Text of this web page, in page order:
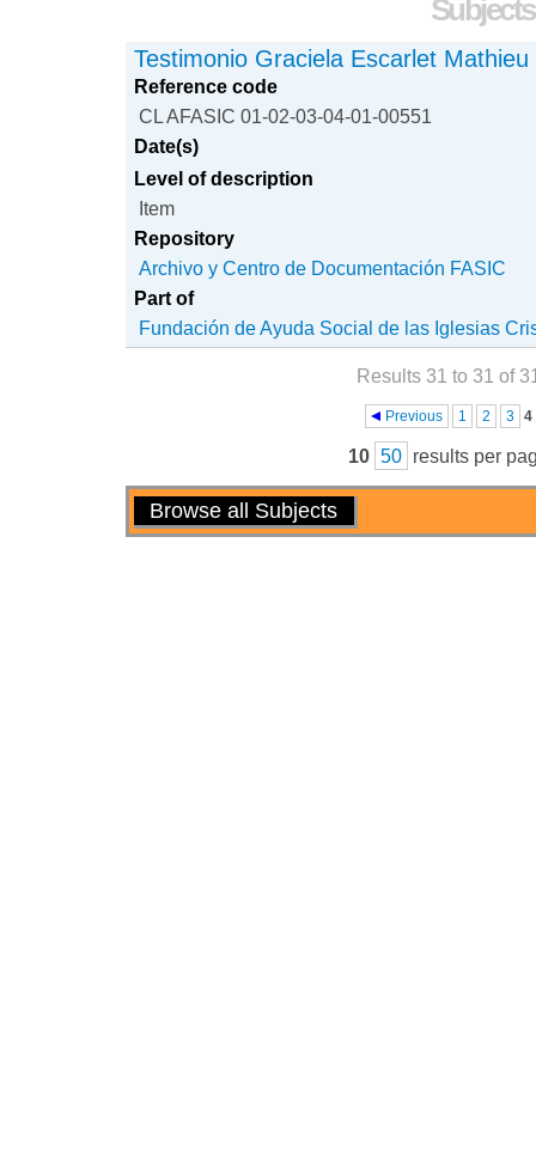
Testimonio Graciela Escarlet
Reference code
CL AFASIC 01-02-03-04-01-00551
Date(s)
Level of description
Item
Repository
Archivo y Centro de Documentación FASIC
Part of
Fundación de Ayuda Social de las Iglesias
Results 31 to 31 of
Previous 1 2 3 4
10 50 results per
Actions
Browse all Subjects